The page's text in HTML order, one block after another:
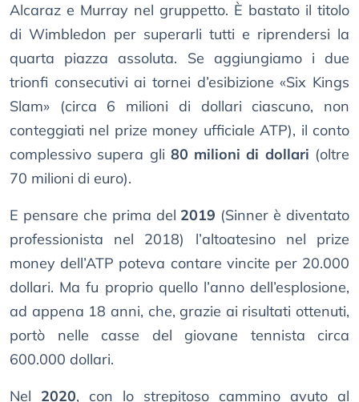
Alcaraz e Murray nel gruppetto. È bastato il titolo
di Wimbledon per superarli tutti e riprendersi la
quarta piazza assoluta. Se aggiungiamo i due
trionfi consecutivi ai tornei d’esibizione «Six Kings
Slam» (circa 6 milioni di dollari ciascuno, non
conteggiati nel prize money ufficiale ATP), il conto
complessivo supera gli 80 milioni di dollari (oltre
70 milioni di euro).
E pensare che prima del 2019 (Sinner è diventato
professionista nel 2018) l’altoatesino nel prize
money dell’ATP poteva contare vincite per 20.000
dollari. Ma fu proprio quello l’anno dell’esplosione,
ad appena 18 anni, che, grazie ai risultati ottenuti,
portò nelle casse del giovane tennista circa
600.000 dollari.
Nel 2020, con lo strepitoso cammino avuto al